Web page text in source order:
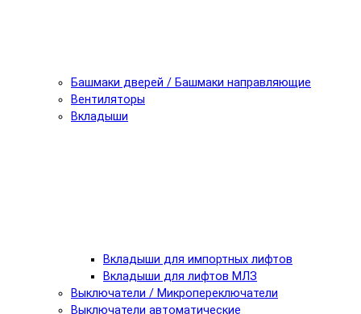
Башмаки дверей / Башмаки направляющие
Вентиляторы
Вкладыши
Вкладыши для импортных лифтов
Вкладыши для лифтов МЛЗ
Выключатели / Микропереключатели
Выключатели автоматические